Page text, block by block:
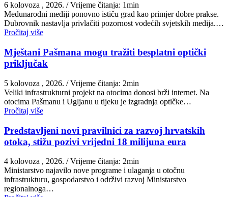
6 kolovoza , 2026. / Vrijeme čitanja: 1min
Međunarodni mediji ponovno ističu grad kao primjer dobre prakse.
Dubrovnik nastavlja privlačiti pozornost vodećih svjetskih medija.…
Pročitaj više
Mještani Pašmana mogu tražiti besplatni optički
priključak
5 kolovoza , 2026. / Vrijeme čitanja: 2min
Veliki infrastrukturni projekt na otocima donosi brži internet. Na
otocima Pašmanu i Ugljanu u tijeku je izgradnja optičke…
Pročitaj više
Predstavljeni novi pravilnici za razvoj hrvatskih
otoka, stižu pozivi vrijedni 18 milijuna eura
4 kolovoza , 2026. / Vrijeme čitanja: 2min
Ministarstvo najavilo nove programe i ulaganja u otočnu
infrastrukturu, gospodarstvo i održivi razvoj Ministarstvo
regionalnoga…